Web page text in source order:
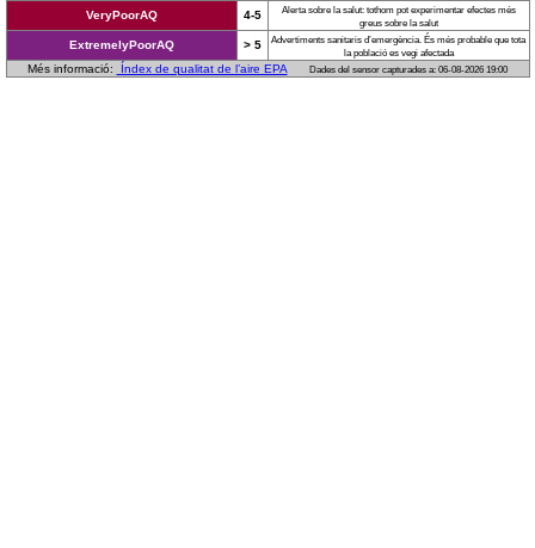
VeryPoorAQ 4-5
Alerta sobre la salut: tothom pot experimentar efectes més
greus sobre la salut
ExtremelyPoorAQ > 5
Advertiments sanitaris d’emergència. És més probable que tota
la població es vegi afectada
Més informació: Índex de qualitat de l’aire EPA Dades del sensor capturades a: 06-08-2026 19:00